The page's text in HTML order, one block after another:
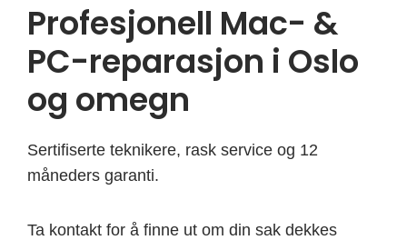
Profesjonell Mac- &
PC-reparasjon i Oslo
og omegn
Sertifiserte teknikere, rask service og 12
måneders garanti.
Ta kontakt for å finne ut om din sak dekkes